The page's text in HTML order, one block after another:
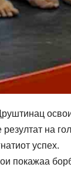
на
успех.
покажаа